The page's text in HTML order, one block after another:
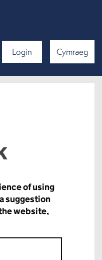
Login Cymraeg